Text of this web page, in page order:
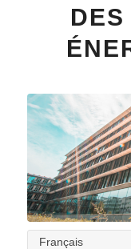
Français